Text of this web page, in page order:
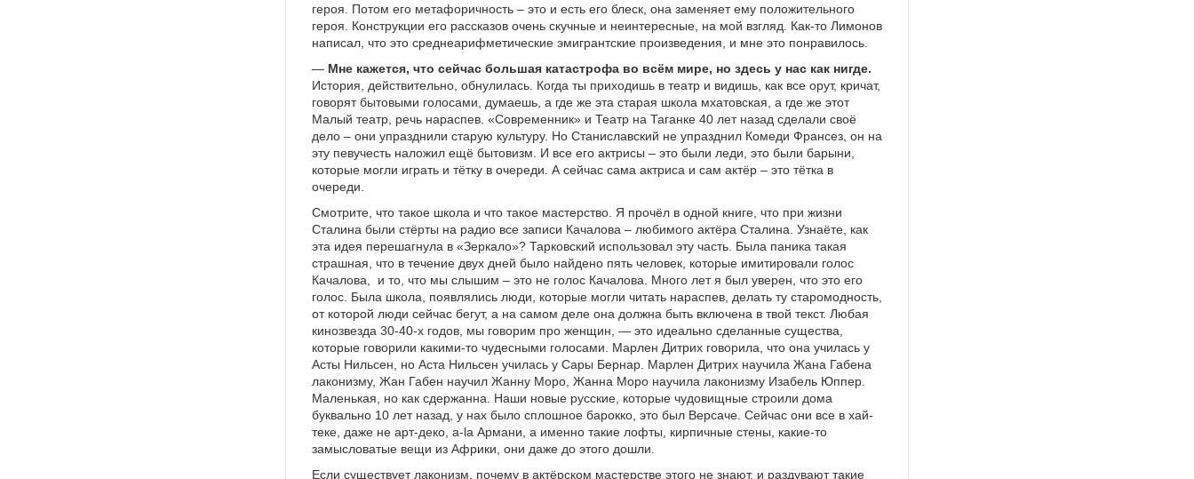
героя. Потом его метафоричность – это и есть его блеск, она заменяет ему положительного
героя. Конструкции его рассказов очень скучные и неинтересные, на мой взгляд. Как-то Лимонов
написал, что это среднеарифметические эмигрантские произведения, и мне это понравилось.
— Мне кажется, что сейчас большая катастрофа во всём мире, но здесь у нас как нигде.
История, действительно, обнулилась. Когда ты приходишь в театр и видишь, как все орут, кричат,
говорят бытовыми голосами, думаешь, а где же эта старая школа мхатовская, а где же этот
Малый театр, речь нараспев. «Современник» и Театр на Таганке 40 лет назад сделали своё
дело – они упразднили старую культуру. Но Станиславский не упразднил Комеди Франсез, он на
эту певучесть наложил ещё бытовизм. И все его актрисы – это были леди, это были барыни,
которые могли играть и тётку в очереди. А сейчас сама актриса и сам актёр – это тётка в
очереди.
Смотрите, что такое школа и что такое мастерство. Я прочёл в одной книге, что при жизни
Сталина были стёрты на радио все записи Качалова – любимого актёра Сталина. Узнаёте, как
эта идея перешагнула в «Зеркало»? Тарковский использовал эту часть. Была паника такая
страшная, что в течение двух дней было найдено пять человек, которые имитировали голос
Качалова,
и то, что мы слышим – это не голос Качалова. Много лет я был уверен, что это его
голос. Была школа, появлялись люди, которые могли читать нараспев, делать ту старомодность,
от которой люди сейчас бегут, а на самом деле она должна быть включена в твой текст. Любая
кинозвезда 30-40-х годов, мы говорим про женщин, — это идеально сделанные существа,
которые говорили какими-то чудесными голосами. Марлен Дитрих говорила, что она училась у
Асты Нильсен, но Аста Нильсен училась у Сары Бернар. Марлен Дитрих научила Жана Габена
лаконизму, Жан Габен научил Жанну Моро, Жанна Моро научила лаконизму Изабель Юппер.
Маленькая, но как сдержанна. Наши новые русские, которые чудовищные строили дома
буквально 10 лет назад, у нах было сплошное барокко, это был Версаче. Сейчас они все в хай-
теке, даже не арт-деко, a-la Армани, а именно такие лофты, кирпичные стены, какие-то
замысловатые вещи из Африки, они даже до этого дошли.
Если существует лаконизм, почему в актёрском мастерстве этого не знают, и раздувают такие